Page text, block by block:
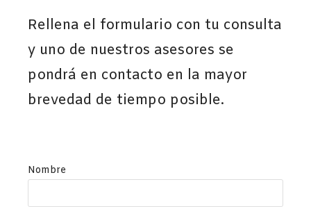
Rellena el formulario con tu consulta
y uno de nuestros asesores se
pondrá en contacto en la mayor
brevedad de tiempo posible.
Nombre